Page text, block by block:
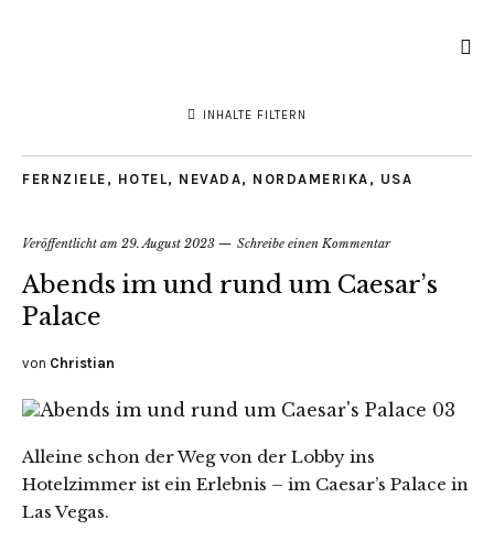
INHALTE FILTERN
FERNZIELE , HOTEL, NEVADA, NORDAMERIKA , USA
Veröffentlicht am 29. August 2023 Schreibe einen Kommentar
Abends im und rund um Caesar’s
Palace
von Christian
Alleine schon der Weg von der Lobby ins
Hotelzimmer ist ein Erlebnis – im Caesar’s Palace in
Las Vegas.